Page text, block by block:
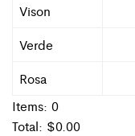
Vison
Verde
Rosa
Items: 0
Total: $0.00